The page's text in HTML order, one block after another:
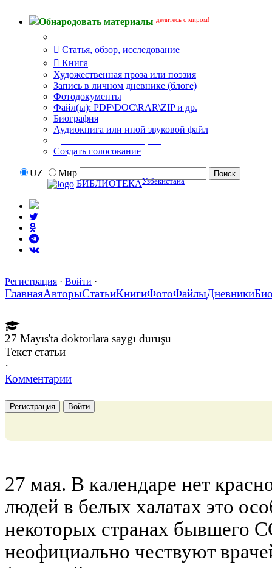
Обнародовать материалы делитесь с миром!
Статья, обзор, исследование
Книга
Художественная проза или поэзия
Запись в личном дневнике (блоге)
Фотодокументы
Файл(ы): PDF\DOC\RAR\ZIP и др.
Биография
Аудиокнига или иной звуковой файл
Создать голосование
UZ
Мир
БИБЛИОТЕКАУзбекистана
Регистрация · Войти ·
ГлавнаяАвторыСтатьиКнигиФотоФайлыДневники
27 Mayıs'ta doktorlara saygı duruşu
Текст статьи
·
Комментарии
Регистрация Войти
27 мая. В календаре нет
людей в белых халатах это
некоторых странах бывшего
неофициально чествуют